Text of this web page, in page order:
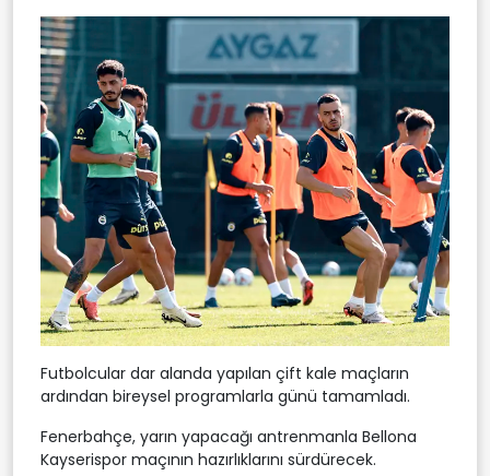
Futbolcular dar alanda yapılan çift kale maçların
ardından bireysel programlarla günü tamamladı.
Fenerbahçe, yarın yapacağı antrenmanla Bellona
Kayserispor maçının hazırlıklarını sürdürecek.